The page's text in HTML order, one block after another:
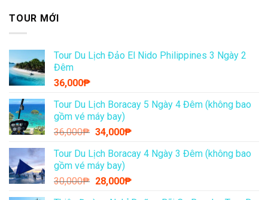
14
14
Th3
Cả nhà ơi, Cebu có gì hot nè?
TOUR MỚI
Tour Du Lịch Đảo El Nido Philippines 3 Ngày 2
Đêm
36,000₱